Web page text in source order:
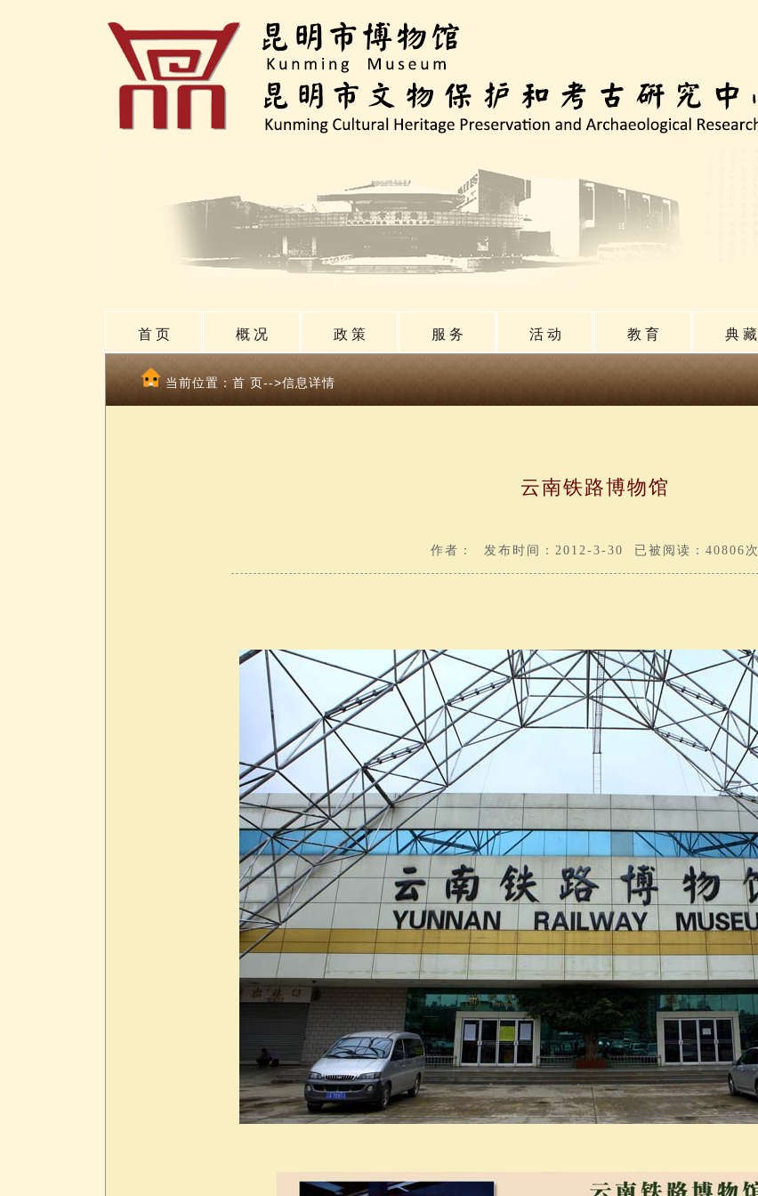
首 页 概 况 政 策 服 务 活 动 教 育 典 藏
当前位置： 首 页-->信息详情
云南铁路博物馆
作者： 发布时间：2012-3-30 已被阅读：40806次